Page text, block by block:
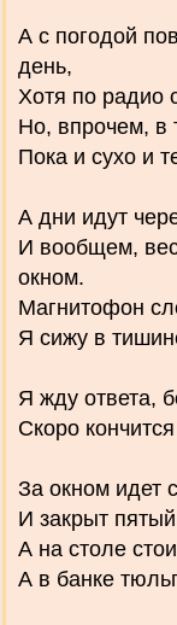
А с погодой
день,
Хотя по радио
Но, впрочем, в
Пока и сухо и
А дни идут
И вообщем,
окном.
Магнитофон
Я сижу в
Я жду ответа,
Скоро
За окном идет
И закрыт
А на столе
А в банке